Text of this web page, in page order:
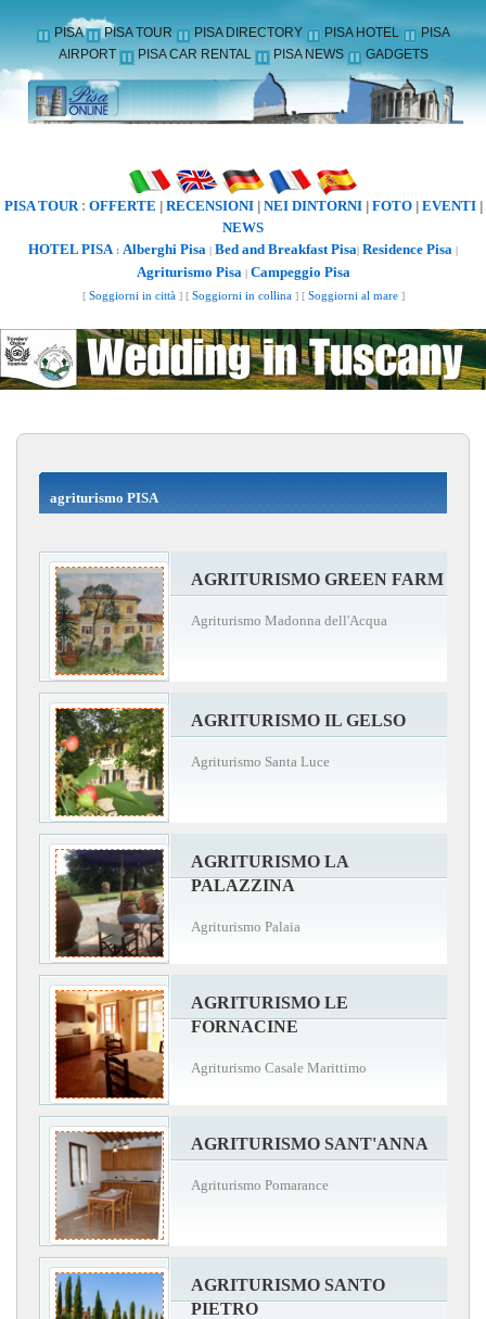
PISA PISA TOUR PISA DIRECTORY PISA HOTEL
PISA
AIRPORT
PISA CAR RENTAL PISA NEWS GADGETS
PISA TOUR: OFFERTE RECENSIONI| NEI DINTORNI| FOTO| EVENTI|
NEWS
HOTEL PISA: Alberghi Pisa | Bed and Breakfast Pisa| Residence Pisa |
Agriturismo Pisa| Campeggio Pisa
[ Soggiorni in città] [ Soggiorni in collina] [ Soggiorni al mare]
agriturismo PISA
AGRITURISMO GREEN FARM
Agriturismo Madonna dell'Acqua
AGRITURISMO IL GELSO
Agriturismo Santa Luce
AGRITURISMO LA
PALAZZINA
Agriturismo Palaia
AGRITURISMO LE
FORNACINE
Agriturismo Casale Marittimo
AGRITURISMO SANT'ANNA
Agriturismo Pomarance
AGRITURISMO SANTO
PIETRO